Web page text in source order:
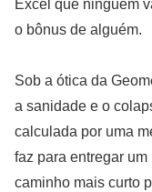
Excel que ninguém
o bônus de alguém.
Sob a ótica da
a sanidade e o
calculada por uma
faz para entregar
caminho mais curto